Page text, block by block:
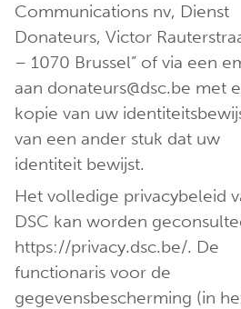
Communications nv, Dienst
Donateurs, Victor
– 1070 Brussel” of via een
aan donateurs@dsc.be met
kopie van uw
van een ander stuk dat uw
identiteit bewijst.
Het volledige privacybeleid
DSC kan worden
https://privacy.dsc.be/. De
functionaris voor de
gegevensbescherming (in